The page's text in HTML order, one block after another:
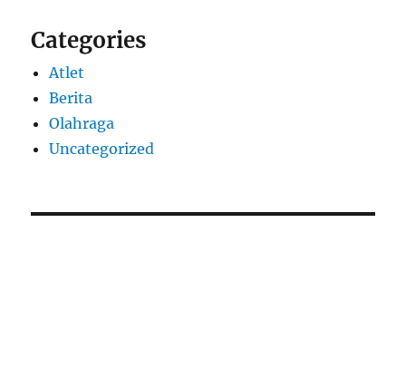
Categories
Atlet
Berita
Olahraga
Uncategorized